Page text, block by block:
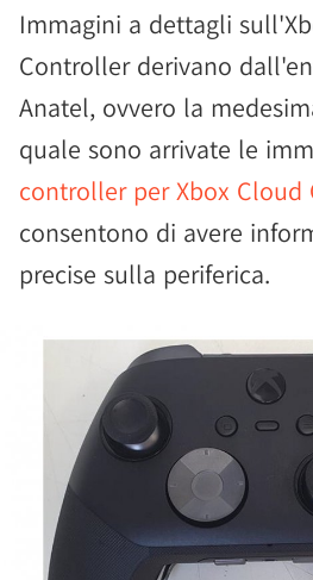
Immagini a dettagli
Controller derivano
Anatel, ovvero la
quale sono arrivate le
controller per Xbox Cloud
consentono di avere
precise sulla periferica.